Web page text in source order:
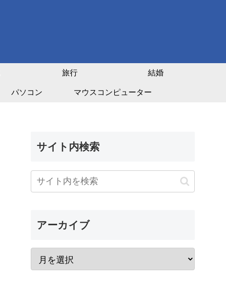
旅行 結婚
パソコン マウスコンピューター
サイト内検索
アーカイブ